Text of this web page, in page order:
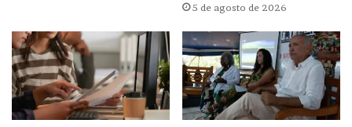
5 de agosto de 2026